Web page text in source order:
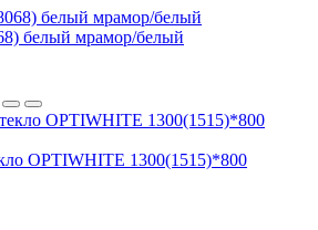
белый мрамор/белый
OPTIWHITE 1300(1515)*800